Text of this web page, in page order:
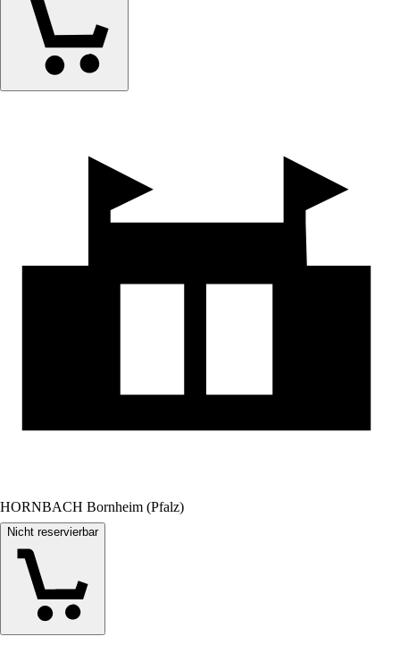
HORNBACH Bornheim (Pfalz)
Nicht reservierbar